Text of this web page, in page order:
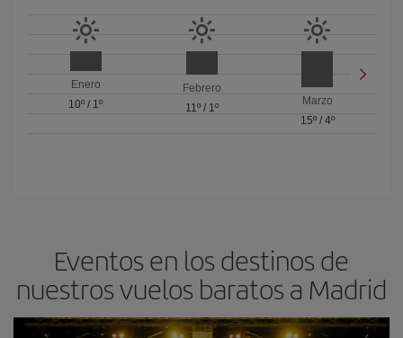
Enero
10º / 1º
Febrero
11º/ 1º
Marzo
15º/ 4º
Eventos en los destinos de
nuestros vuelos baratos a Madrid